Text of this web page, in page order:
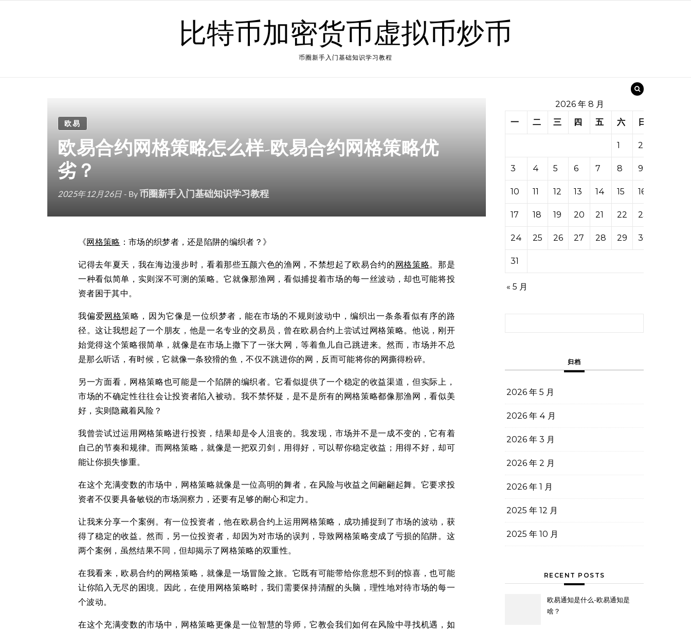
比特币加密货币虚拟币炒币
币圈新手入门基础知识学习教程
欧易
欧易合约网格策略怎么样-欧易合约网格策略优
劣？
2025年12月26日 - By币圈新手入门基础知识学习教程
《网格策略 ：市场的织梦者，还是陷阱的编织者？》
记得去年夏天，我在海边漫步时，看着那些五颜六色的渔网，不禁想起了欧易合约的网格策略。那是
一种看似简单，实则深不可测的策略。它就像那渔网，看似捕捉着市场的每一丝波动，却也可能将投
资者困于其中。
我偏爱网格策略，因为它像是一位织梦者，能在市场的不规则波动中，编织出一条条看似有序的路
径。这让我想起了一个朋友，他是一名专业的交易员，曾在欧易合约上尝试过网格策略。他说，刚开
始觉得这个策略很简单，就像是在市场上撒下了一张大网，等着鱼儿自己跳进来。然而，市场并不总
是那么听话，有时候，它就像一条狡猾的鱼，不仅不跳进你的网，反而可能将你的网撕得粉碎。
另一方面看，网格策略也可能是一个陷阱的编织者。它看似提供了一个稳定的收益渠道，但实际上，
市场的不确定性往往会让投资者陷入被动。我不禁怀疑，是不是所有的网格策略都像那渔网，看似美
好，实则隐藏着风险？
我曾尝试过运用网格策略进行投资，结果却是令人沮丧的。我发现，市场并不是一成不变的，它有着
自己的节奏和规律。而网格策略，就像是一把双刃剑，用得好，可以帮你稳定收益；用得不好，却可
能让你损失惨重。
在这个充满变数的市场中，网格策略就像是一位高明的舞者，在风险与收益之间翩翩起舞。它要求投
资者不仅要具备敏锐的市场洞察力，还要有足够的耐心和定力。
让我来分享一个案例。有一位投资者，他在欧易合约上运用网格策略，成功捕捉到了市场的波动，获
得了稳定的收益。然而，另一位投资者，却因为对市场的误判，导致网格策略变成了亏损的陷阱。这
两个案例，虽然结果不同，但却揭示了网格策略的双重性。
在我看来，欧易合约的网格策略，就像是一场冒险之旅。它既有可能带给你意想不到的惊喜，也可能
让你陷入无尽的困境。因此，在使用网格策略时，我们需要保持清醒的头脑，理性地对待市场的每一
个波动。
在这个充满变数的市场中，网格策略更像是一位智慧的导师，它教会我们如何在风险中寻找机遇，如
2026 年 8 月
一
二 三 四 五 六 日
1 2
3 4 5 6 7 8 9
10 11 12 13 14 15 16
17 18 19 20 21 22 23
24 25 26 27 28 29 30
31
« 5 月
归档
2026 年 5 月
2026 年 4 月
2026 年 3 月
2026 年 2 月
2026 年 1 月
2025 年 12 月
2025 年 10 月
RECENT POSTS
欧易通知是什么-欧易通知是
啥？